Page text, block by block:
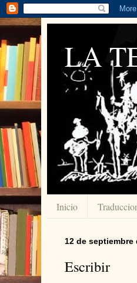
LA
Inicio
12 de septiembre
Escribir